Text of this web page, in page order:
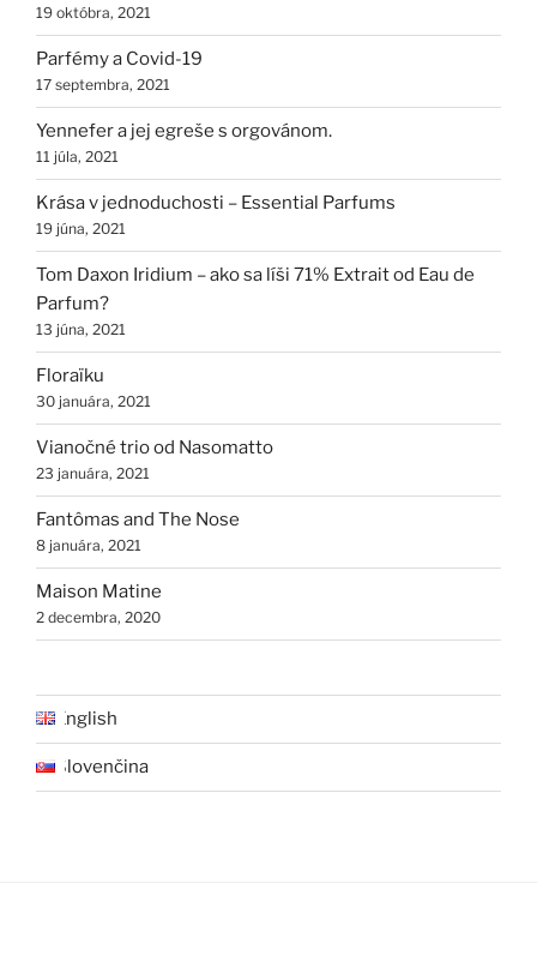
19 októbra, 2021
Parfémy a Covid-19
17 septembra, 2021
Yennefer a jej egreše s orgovánom.
11 júla, 2021
Krása v jednoduchosti – Essential Parfums
19 júna, 2021
Tom Daxon Iridium – ako sa líši 71% Extrait od Eau de
Parfum?
13 júna, 2021
Floraïku
30 januára, 2021
Vianočné trio od Nasomatto
23 januára, 2021
Fantômas and The Nose
8 januára, 2021
Maison Matine
2 decembra, 2020
English
Slovenčina